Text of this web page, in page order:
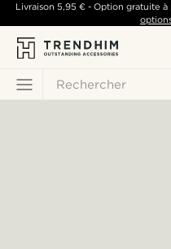
Rechercher
Livraison 5,95 €- Option gratuite à